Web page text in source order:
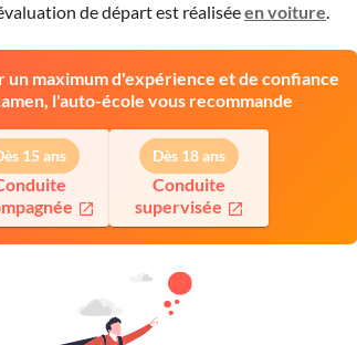
de départ est réaliséeen voiture.
un maximum d'expérience et de confiance
l'auto-école vous recommande
15 ans Dès 18 ans
Conduite
supervisée